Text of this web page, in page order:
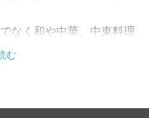
なく和や中華、中東料理
のお肉や〆のパスタ、リ
たい！”をお探しくださ
む